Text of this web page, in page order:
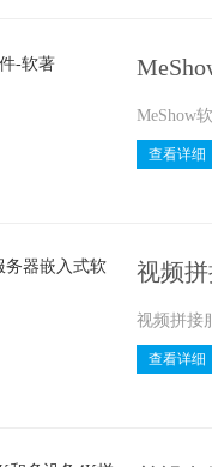
MeShow
查看详细
视频
视频拼接
查看详细